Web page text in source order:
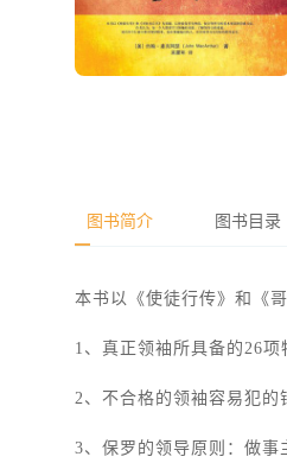
图书简介 图书目录
本书以《使徒行传》和《
1、真正领袖所具备的26项
2、不合格的领袖容易犯的
3、保罗的领导原则：做事